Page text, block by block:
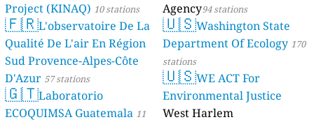
Project (KINAQ) 10 stations
🇫🇷L'observatoire De La
Qualité De L'air En Région
Sud Provence-Alpes-Côte
D'Azur 57 stations
🇬🇹Laboratorio
ECOQUIMSA Guatemala 11
Agency94 stations
🇺🇸Washington State
Department Of Ecology 170
stations
🇺🇸WE ACT For
Environmental Justice
West Harlem